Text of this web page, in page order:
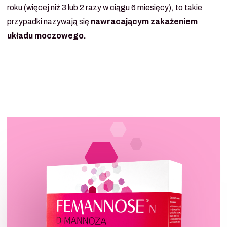
roku (więcej niż 3 lub 2 razy w ciągu 6 miesięcy), to takie
przypadki nazywają się nawracającym zakażeniem
układu moczowego.